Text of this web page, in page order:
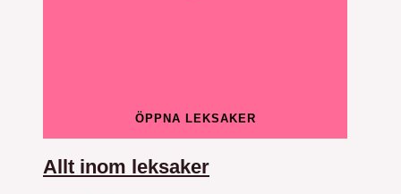
ÖPPNA LEKSAKER
Allt inom leksaker